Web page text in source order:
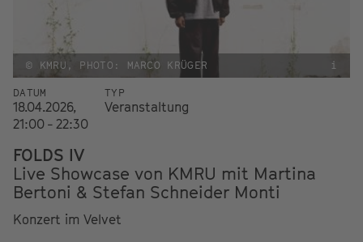
© KMRU, PHOTO: MARCO KRÜGER i
DATUM
18.04.2026,
21:00 - 22:30
TYP
Veranstaltung
FOLDS IV
Live Showcase von KMRU mit Martina
Bertoni & Stefan Schneider Monti
Konzert im Velvet